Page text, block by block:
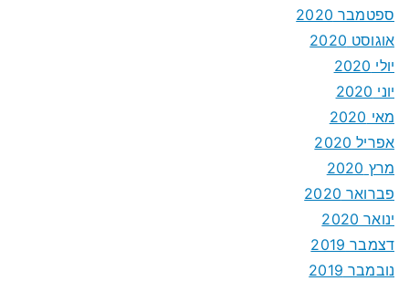
ספטמבר 2020
אוגוסט 2020
יולי 2020
יוני 2020
מאי 2020
אפריל 2020
מרץ 2020
פברואר 2020
ינואר 2020
דצמבר 2019
נובמבר 2019